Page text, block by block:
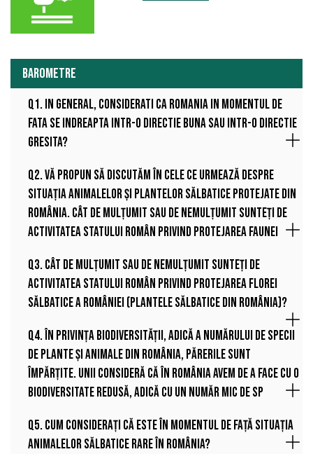
BAROMETRE
Q1. In general, considerati ca Romania in momentul de
fata se indreapta intr-o directie buna sau intr-o directie
gresita?
Q2. Vă propun să discutăm în cele ce urmează despre
situația animalelor și plantelor sălbatice protejate din
România. Cât de mulțumit sau de nemulțumit sunteți de
activitatea statului român privind protejarea faunei
Q3. Cât de mulțumit sau de nemulțumit sunteți de
activitatea statului român privind protejarea florei
sălbatice a României (plantele sălbatice din România)?
Q4. În privința biodiversității, adică a numărului de specii
de plante și animale din România, părerile sunt
împărțite. Unii consideră că în România avem de a face cu o
biodiversitate redusă, adică cu un număr mic de sp
Q5. Cum considerați că este în momentul de față situația
animalelor sălbatice rare în România?